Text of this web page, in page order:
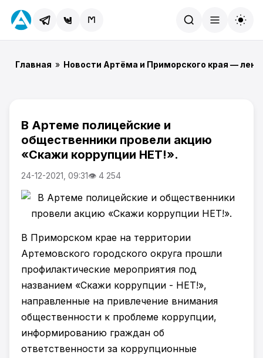
Главная » Новости Артёма и Приморского края —
В Артеме полицейские и
общественники провели акцию
«Скажи коррупции НЕТ!».
24-12-2021, 09:31👁 4 254
В Приморском крае на территории
Артемовского городского округа прошли
профилактические мероприятия под
названием «Скажи коррупции - НЕТ!»,
направленные на привлечение внимания
общественности к проблеме коррупции,
информированию граждан об
ответственности за коррупционные